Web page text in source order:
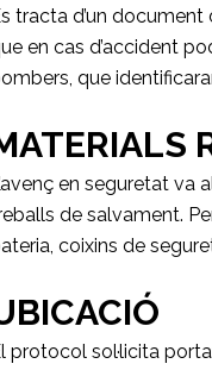
tracta d’un
en cas d’accident
que
en seguretat va
de salvament.
coixins de
protocol sol·licita